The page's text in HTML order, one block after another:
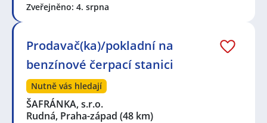
Zveřejněno: 4. srpna
Prodavač(ka)/pokladní na
benzínové čerpací stanici
Nutně vás hledají
ŠAFRÁNKA, s.r.o.
Rudná, Praha-západ (48 km)